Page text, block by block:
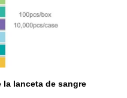
la lanceta de sangre